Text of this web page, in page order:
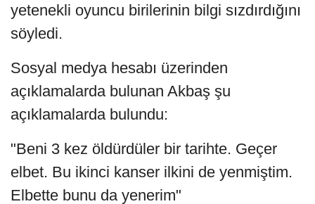
yetenekli oyuncu birilerinin bilgi sızdırdığını
söyledi.
Sosyal medya hesabı üzerinden
açıklamalarda bulunan Akbaş şu
açıklamalarda bulundu:
"Beni 3 kez öldürdüler bir tarihte. Geçer
elbet. Bu ikinci kanser ilkini de yenmiştim.
Elbette bunu da yenerim"